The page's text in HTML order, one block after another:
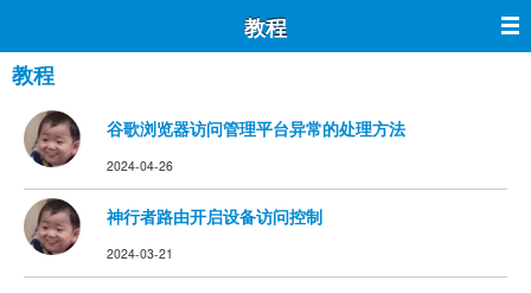
教程
教程
谷歌浏览器访问管理平台异常的处理方法
2024-04-26
神行者路由开启设备访问控制
2024-03-21